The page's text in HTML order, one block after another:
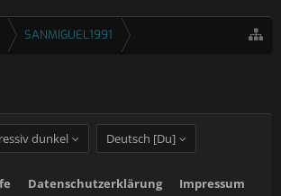
SANMIGUEL1991
dunkel Deutsch [Du]
Datenschutzerklärung Impressum